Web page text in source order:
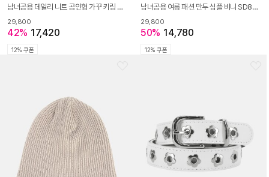
남녀공용 데일리 니트 곰인형 가꾸 키링 SJNA052
29,800
42% 17,420
12% 쿠폰
남녀공용 여름 패션 만두 심플 비니 SD827
29,800
50% 14,780
12% 쿠폰